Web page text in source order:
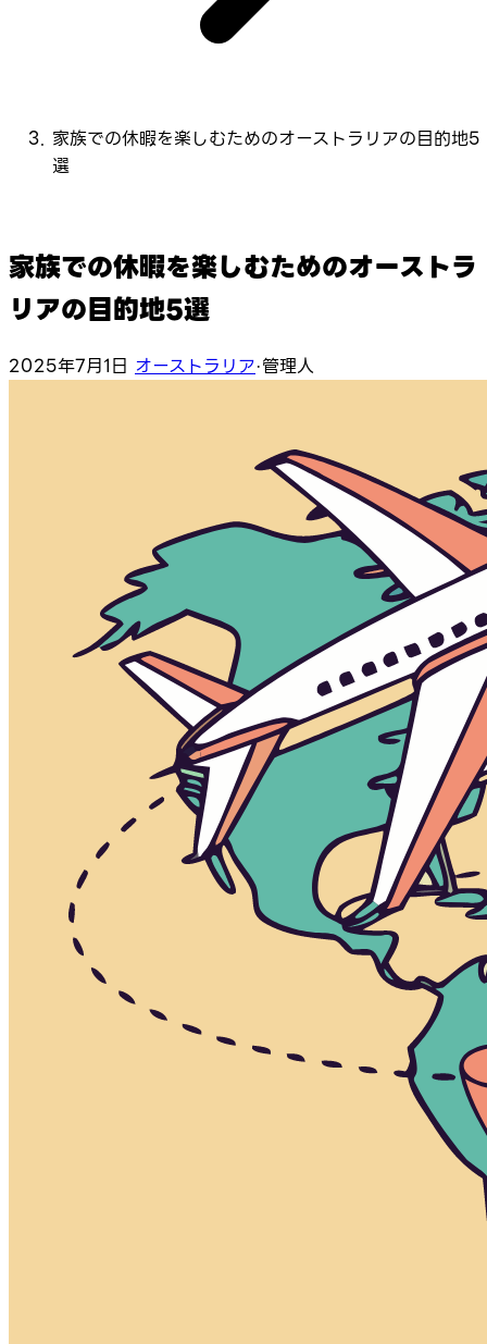
家族での休暇を楽しむためのオーストラリアの目的地5
選
家族での休暇を楽しむためのオーストラ
リアの目的地5選
2025年7月1日 オーストラリア·管理人